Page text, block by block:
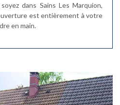
dans Sains Les Marquion,
est entièrement à votre
en main.